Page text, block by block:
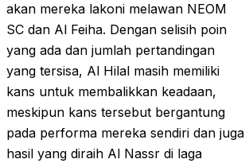
akan mereka lakoni melawan NEOM
SC dan Al Feiha. Dengan selisih poin
yang ada dan jumlah pertandingan
yang tersisa, Al Hilal masih memiliki
kans untuk membalikkan keadaan,
meskipun kans tersebut bergantung
pada performa mereka sendiri dan juga
hasil yang diraih Al Nassr di laga